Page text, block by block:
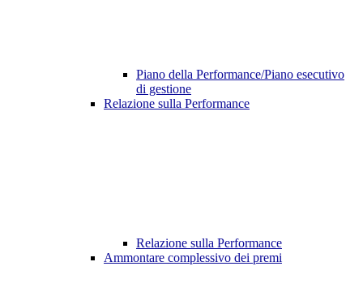
Piano della Performance/Piano esecutivo
di gestione
Relazione sulla Performance
Relazione sulla Performance
Ammontare complessivo dei premi